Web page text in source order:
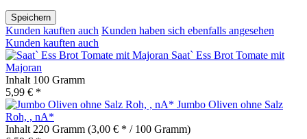
Speichern
Kunden kauften auch Kunden haben sich ebenfalls angesehen
Kunden kauften auch
Saat` Ess Brot Tomate mit
Majoran
Inhalt 100 Gramm
5,99 € *
Jumbo Oliven ohne Salz
Roh, , nA*
Inhalt 220 Gramm (3,00 € * / 100 Gramm)